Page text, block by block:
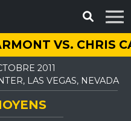
VS. CHRIS
2011
LAS VEGAS, NEVADA